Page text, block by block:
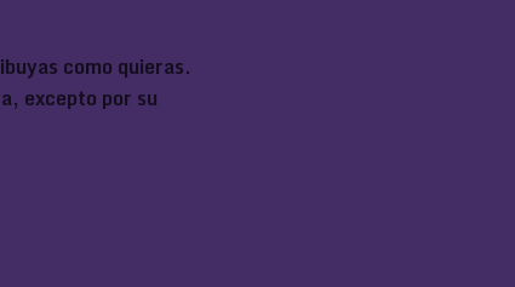
como quieras.
excepto por su